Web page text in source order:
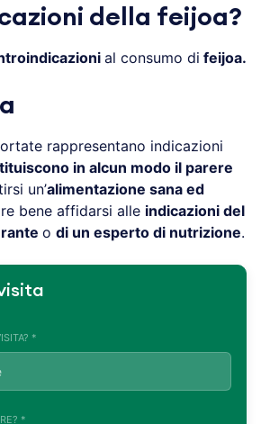
della feijoa?
al consumo di feijoa.
rappresentano indicazioni
in alcun modo il parere
un’alimentazione sana ed
bene affidarsi alle indicazioni del
o di un esperto di nutrizione.
*
*